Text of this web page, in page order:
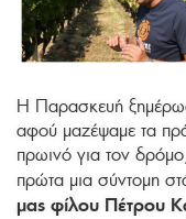
Η Παρασκευή
αφού μαζέψαμε τα
πρωινό για τον
πρώτα μια σύντομη
μας φίλου Πέτρου